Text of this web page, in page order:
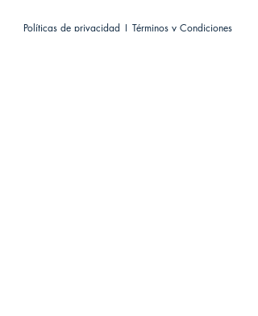
Políticas de privacidad | Términos y Condiciones